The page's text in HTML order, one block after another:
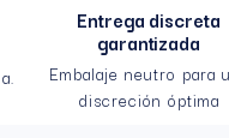
Entrega discreta
garantizada
Embalaje neutro para
discreción óptima